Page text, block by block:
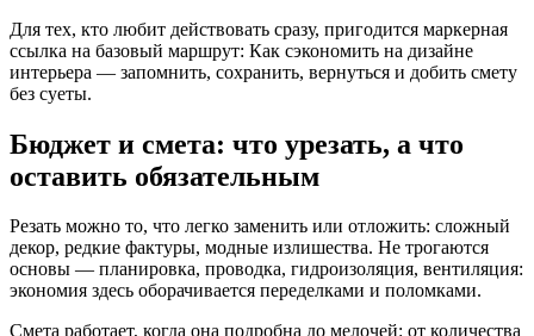
Для тех, кто любит действовать сразу, пригодится маркерная
ссылка на базовый маршрут: Как сэкономить на дизайне
интерьера — запомнить, сохранить, вернуться и добить смету
без суеты.
Бюджет и смета: что урезать, а что
оставить обязательным
Резать можно то, что легко заменить или отложить: сложный
декор, редкие фактуры, модные излишества. Не трогаются
основы — планировка, проводка, гидроизоляция, вентиляция:
экономия здесь оборачивается переделками и поломками.
Смета работает, когда она подробна до мелочей: от количества